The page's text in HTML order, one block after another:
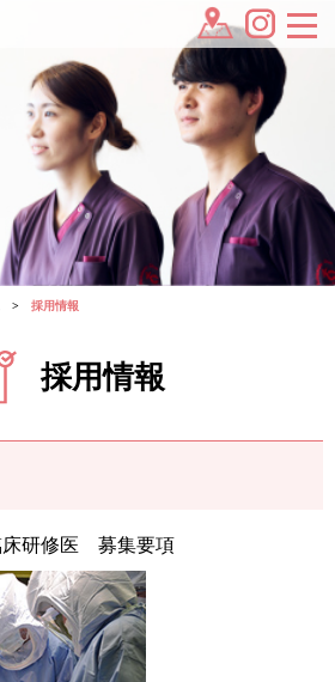
採用情報
採用情報
床研修医 募集要項